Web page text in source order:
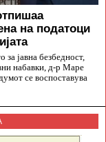
на податоци
јавна безбедност,
набавки, д-р Маре
се воспоставува